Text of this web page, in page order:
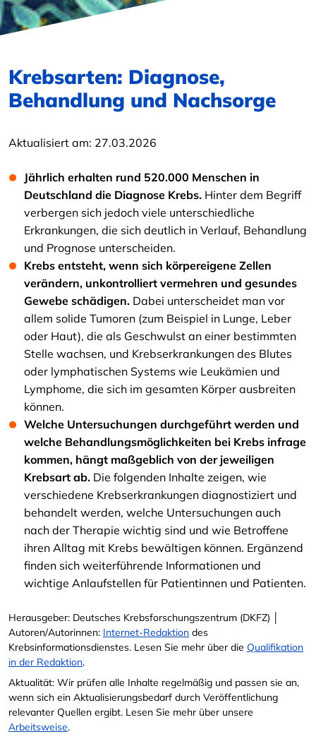
Krebsarten: Diagnose,
Behandlung und Nachsorge
Aktualisiert am: 27.03.2026
Jährlich erhalten rund 520.000 Menschen in
Deutschland die Diagnose Krebs. Hinter dem Begriff
verbergen sich jedoch viele unterschiedliche
Erkrankungen, die sich deutlich in Verlauf, Behandlung
und Prognose unterscheiden.
Krebs entsteht, wenn sich körpereigene Zellen
verändern, unkontrolliert vermehren und gesundes
Gewebe schädigen. Dabei unterscheidet man vor
allem solide Tumoren (zum Beispiel in Lunge, Leber
oder Haut), die als Geschwulst an einer bestimmten
Stelle wachsen, und Krebserkrankungen des Blutes
oder lymphatischen Systems wie Leukämien und
Lymphome, die sich im gesamten Körper ausbreiten
können.
Welche Untersuchungen durchgeführt werden und
welche Behandlungsmöglichkeiten bei Krebs infrage
kommen, hängt maßgeblich von der jeweiligen
Krebsart ab. Die folgenden Inhalte zeigen, wie
verschiedene Krebserkrankungen diagnostiziert und
behandelt werden, welche Untersuchungen auch
nach der Therapie wichtig sind und wie Betroffene
ihren Alltag mit Krebs bewältigen können. Ergänzend
finden sich weiterführende Informationen und
wichtige Anlaufstellen für Patientinnen und Patienten.
Herausgeber: Deutsches Krebsforschungszentrum (DKFZ) │
Autoren/Autorinnen: Internet-Redaktion des
Krebsinformationsdienstes. Lesen Sie mehr über die Qualifikation
in der Redaktion.
Aktualität: Wir prüfen alle Inhalte regelmäßig und passen sie an,
wenn sich ein Aktualisierungsbedarf durch Veröffentlichung
relevanter Quellen ergibt. Lesen Sie mehr über unsere
Arbeitsweise.